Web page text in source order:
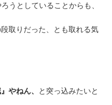
うとしていることからも、
取りだった、とも取れる気
やねん、
と突っ込みたいと